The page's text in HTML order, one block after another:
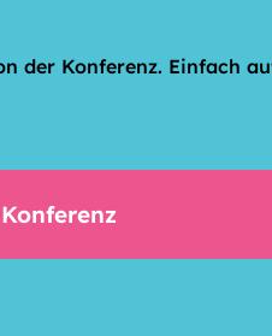
der Konferenz. Einfach